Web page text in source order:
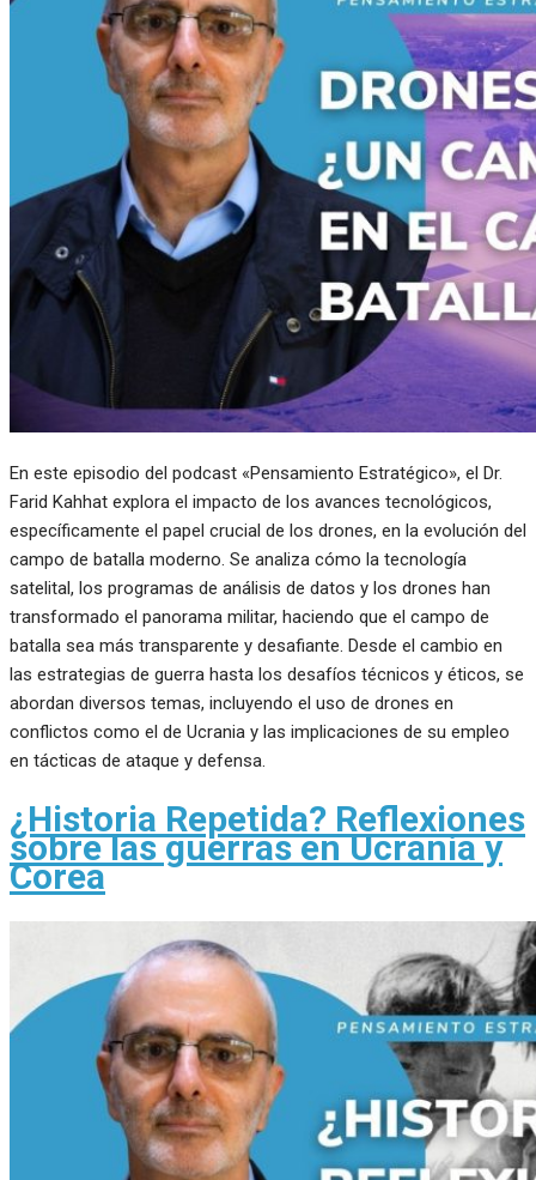
En este episodio del podcast «Pensamiento Estratégico», el Dr.
Farid Kahhat explora el impacto de los avances tecnológicos,
específicamente el papel crucial de los drones, en la evolución del
campo de batalla moderno. Se analiza cómo la tecnología
satelital, los programas de análisis de datos y los drones han
transformado el panorama militar, haciendo que el campo de
batalla sea más transparente y desafiante. Desde el cambio en
las estrategias de guerra hasta los desafíos técnicos y éticos, se
abordan diversos temas, incluyendo el uso de drones en
conflictos como el de Ucrania y las implicaciones de su empleo
en tácticas de ataque y defensa.
¿Historia Repetida? Reflexiones
sobre las guerras en Ucrania y
Corea